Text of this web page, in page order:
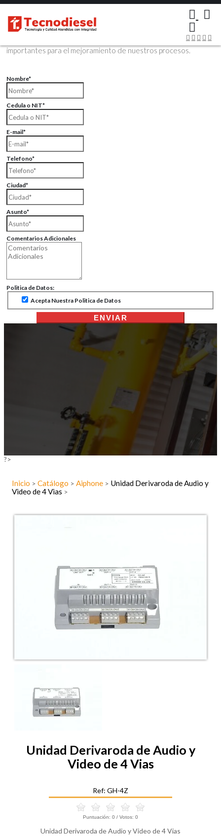
Contáctenos Vía Email
Envíenos sus datos con sus comentarios, sus opiniones son muy
importantes para el mejoramiento de nuestros procesos.
Nombre*
Cedula o NIT*
E-mail*
Telefono*
Ciudad*
Asunto*
Comentarios Adicionales
Politica de Datos:
Acepta Nuestra Politica de Datos
ENVIAR
?>
Inicio > Catálogo > Aiphone > Unidad Derivaroda de Audio y
Video de 4 Vias >
Unidad Derivaroda de Audio y
Video de 4 Vias
Ref: GH-4Z
Puntuación: 0 / Votos: 0
Unidad Derivaroda de Audio y Video de 4 Vias